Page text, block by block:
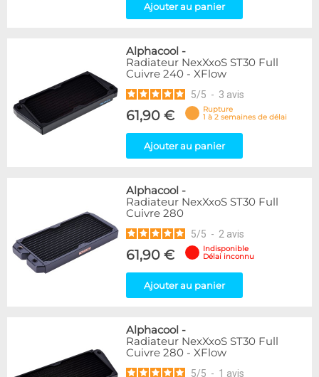
Ajouter au panier
Alphacool -
Radiateur NexXxoS ST30 Full
Cuivre 240 - XFlow
5/5 - 3 avis
61,90 €
Rupture
1 à 2 semaines de délai
Ajouter au panier
Alphacool -
Radiateur NexXxoS ST30 Full
Cuivre 280
5/5 - 2 avis
61,90 €
Indisponible
Délai inconnu
Ajouter au panier
Alphacool -
Radiateur NexXxoS ST30 Full
Cuivre 280 - XFlow
5/5 - 1 avis